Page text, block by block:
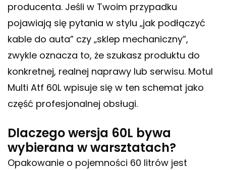
producenta. Jeśli w Twoim przypadku
pojawiają się pytania w stylu „jak podłączyć
kable do auta” czy „sklep mechaniczny”,
zwykle oznacza to, że szukasz produktu do
konkretnej, realnej naprawy lub serwisu. Motul
Multi Atf 60L wpisuje się w ten schemat jako
część profesjonalnej obsługi.
Dlaczego wersja 60L bywa
wybierana w warsztatach?
Opakowanie o pojemności 60 litrów jest